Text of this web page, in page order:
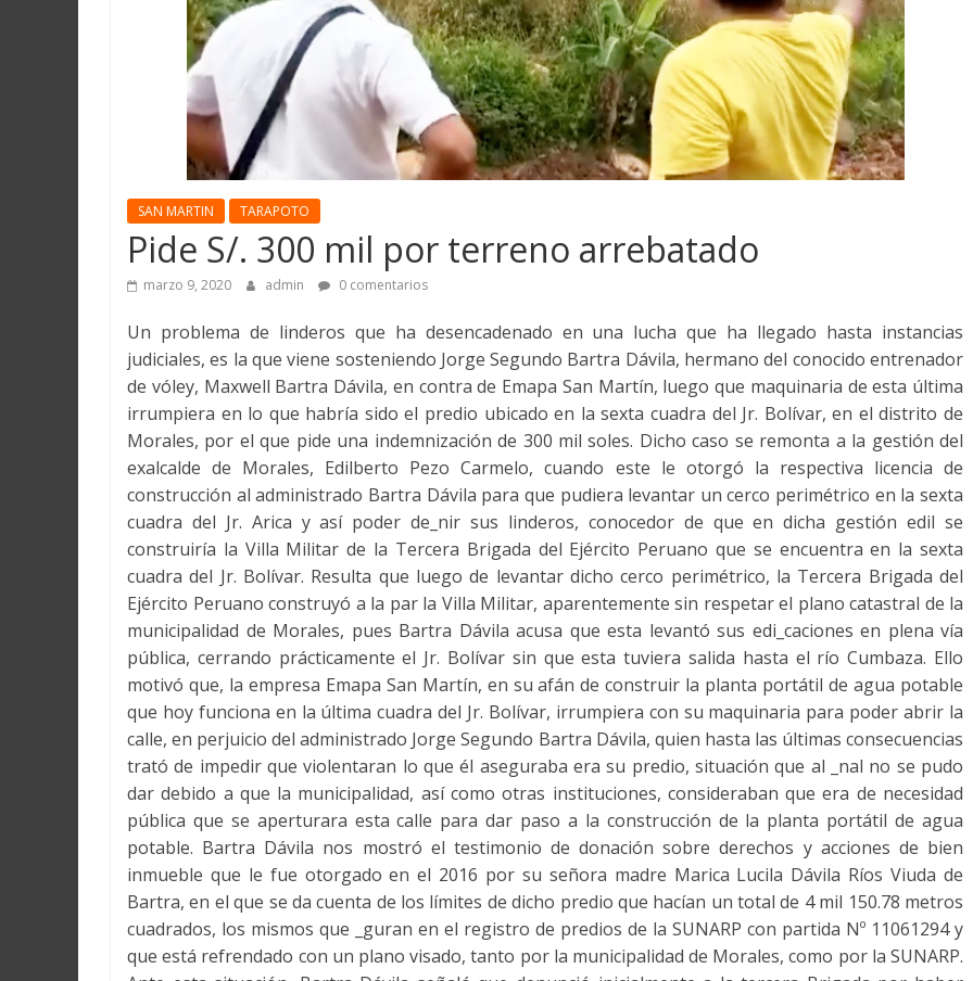
SAN MARTIN TARAPOTO
Pide S/. 300 mil por terreno arrebatado
marzo 9, 2020 admin 0 comentarios
Un problema de linderos que ha desencadenado en una lucha que ha llegado hasta instancias
judiciales, es la que viene sosteniendo Jorge Segundo Bartra Dávila, hermano del conocido entrenador
de vóley, Maxwell Bartra Dávila, en contra de Emapa San Martín, luego que maquinaria de esta última
irrumpiera en lo que habría sido el predio ubicado en la sexta cuadra del Jr. Bolívar, en el distrito de
Morales, por el que pide una indemnización de 300 mil soles. Dicho caso se remonta a la gestión del
exalcalde de Morales, Edilberto Pezo Carmelo, cuando este le otorgó la respectiva licencia de
construcción al administrado Bartra Dávila para que pudiera levantar un cerco perimétrico en la sexta
cuadra del Jr. Arica y así poder de_nir sus linderos, conocedor de que en dicha gestión edil se
construiría la Villa Militar de la Tercera Brigada del Ejército Peruano que se encuentra en la sexta
cuadra del Jr. Bolívar. Resulta que luego de levantar dicho cerco perimétrico, la Tercera Brigada del
Ejército Peruano construyó a la par la Villa Militar, aparentemente sin respetar el plano catastral de la
municipalidad de Morales, pues Bartra Dávila acusa que esta levantó sus edi_caciones en plena vía
pública, cerrando prácticamente el Jr. Bolívar sin que esta tuviera salida hasta el río Cumbaza. Ello
motivó que, la empresa Emapa San Martín, en su afán de construir la planta portátil de agua potable
que hoy funciona en la última cuadra del Jr. Bolívar, irrumpiera con su maquinaria para poder abrir la
calle, en perjuicio del administrado Jorge Segundo Bartra Dávila, quien hasta las últimas consecuencias
trató de impedir que violentaran lo que él aseguraba era su predio, situación que al _nal no se pudo
dar debido a que la municipalidad, así como otras instituciones, consideraban que era de necesidad
pública que se aperturara esta calle para dar paso a la construcción de la planta portátil de agua
potable. Bartra Dávila nos mostró el testimonio de donación sobre derechos y acciones de bien
inmueble que le fue otorgado en el 2016 por su señora madre Marica Lucila Dávila Ríos Viuda de
Bartra, en el que se da cuenta de los límites de dicho predio que hacían un total de 4 mil 150.78 metros
cuadrados, los mismos que _guran en el registro de predios de la SUNARP con partida Nº 11061294 y
que está refrendado con un plano visado, tanto por la municipalidad de Morales, como por la SUNARP.